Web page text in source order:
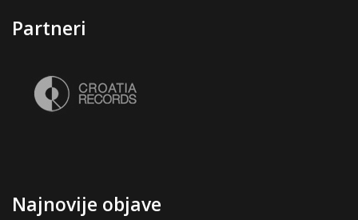
Partneri
Najnovije objave